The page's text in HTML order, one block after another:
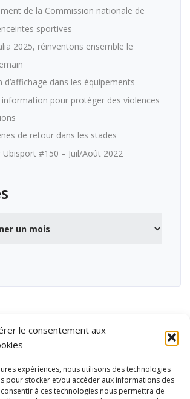
le consentement aux
expériences, nous utilisons des technologies
pour stocker et/ou accéder aux informations des
à ces technologies nous permettra de
de la Commission nationale de
sportives
2025, réinventons ensemble le
d’affichage dans les équipements
information pour protéger des violences
de retour dans les stades
#150 – Juil/Août 2022